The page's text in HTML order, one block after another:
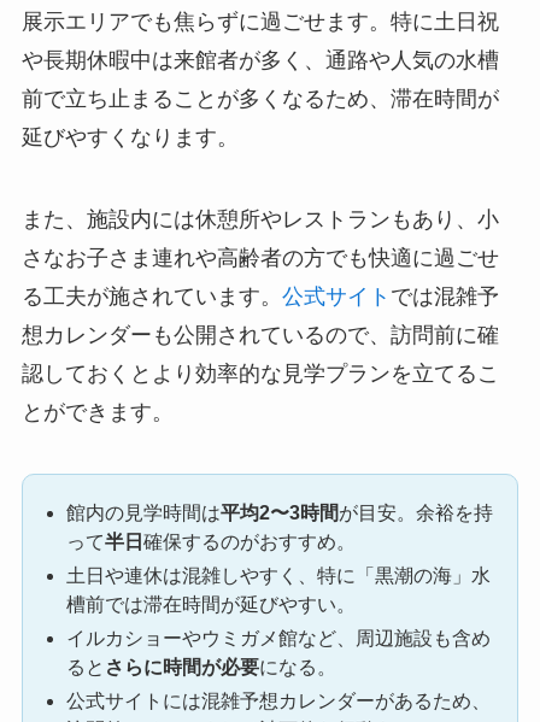
展示エリアでも焦らずに過ごせます。特に土日祝
や長期休暇中は来館者が多く、通路や人気の水槽
前で立ち止まることが多くなるため、滞在時間が
延びやすくなります。
また、施設内には休憩所やレストランもあり、小
さなお子さま連れや高齢者の方でも快適に過ごせ
る工夫が施されています。 公式サイト では混雑予
想カレンダーも公開されているので、訪問前に確
認しておくとより効率的な見学プランを立てるこ
とができます。
館内の見学時間は平均2〜3時間が目安。余裕を持
って半日 確保するのがおすすめ。
土日や連休は混雑しやすく、特に「黒潮の海」水
槽前では滞在時間が延びやすい。
イルカショーやウミガメ館など、周辺施設も含め
ると さらに時間が必要になる。
公式サイトには混雑予想カレンダーがあるため、